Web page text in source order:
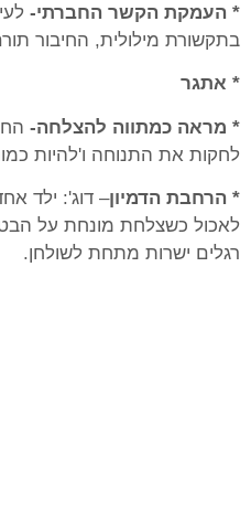
* העמקת הקשר החברתי-
בתקשורת מילולית, החיבור
* אתגר
* מראה כמתווה להצלחה-
לחקות את התנוחה ו'להיות
* הרחבת הדמיון– דוג': ילד
לאכול כשצלחת מונחת על
רגלים ישרות מתחת לשולחן.